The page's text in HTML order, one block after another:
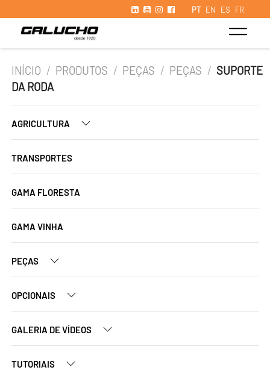
PT EN ES FR
INÍCIO / PRODUTOS / PEÇAS / PEÇAS / SUPORTE
DA RODA
AGRICULTURA
TRANSPORTES
GAMA FLORESTA
GAMA VINHA
PEÇAS
OPCIONAIS
GALERIA DE VÍDEOS
TUTORIAIS